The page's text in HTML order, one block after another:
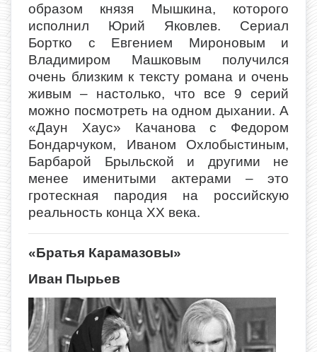
образом князя Мышкина, которого
исполнил Юрий Яковлев. Сериал
Бортко с Евгением Мироновым и
Владимиром Машковым получился
очень близким к тексту романа и очень
живым – настолько, что все 9 серий
можно посмотреть на одном дыхании. А
«Даун Хаус» Качанова с Федором
Бондарчуком, Иваном Охлобыстиным,
Барбарой Брыльской и другими не
менее именитыми актерами – это
гротескная пародия на российскую
реальность конца XX века.
«Братья Карамазовы»
Иван Пырьев